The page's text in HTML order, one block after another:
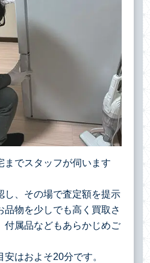
までスタッフが伺います
し、その場で査定額を提示
品物を少しでも高く買取さ
付属品などもあらかじめご
はおよそ20分です。